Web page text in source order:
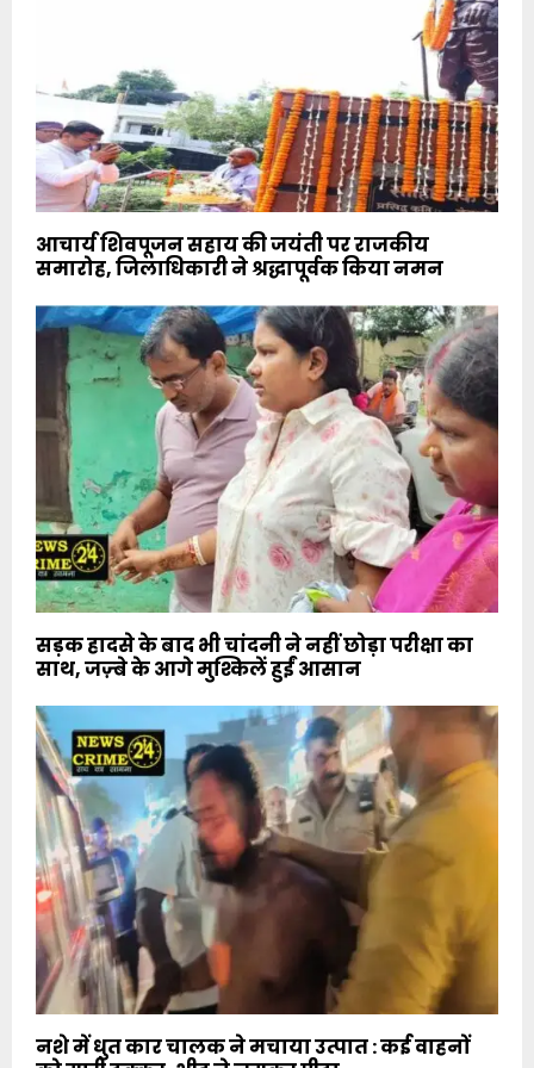
आचार्य शिवपूजन सहाय की जयंती पर राजकीय
समारोह, जिलाधिकारी ने श्रद्धापूर्वक किया नमन
सड़क हादसे के बाद भी चांदनी ने नहीं छोड़ा परीक्षा का
साथ, जज़्बे के आगे मुश्किलें हुईं आसान
नशे में धुत कार चालक ने मचाया उत्पात : कई वाहनों